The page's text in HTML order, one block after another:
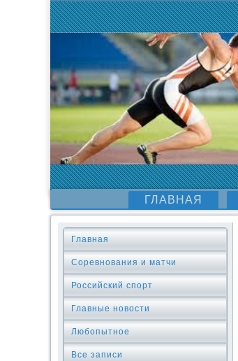
ГЛАВНАЯ
Главная
Соревнования и матчи
Российский спорт
Главные новости
Любопытное
Все записи